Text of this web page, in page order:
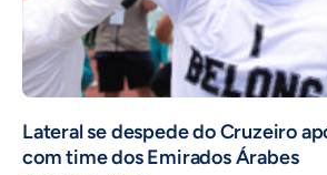
Lateral se despede do Cruzeiro
com time dos Emirados Árabes